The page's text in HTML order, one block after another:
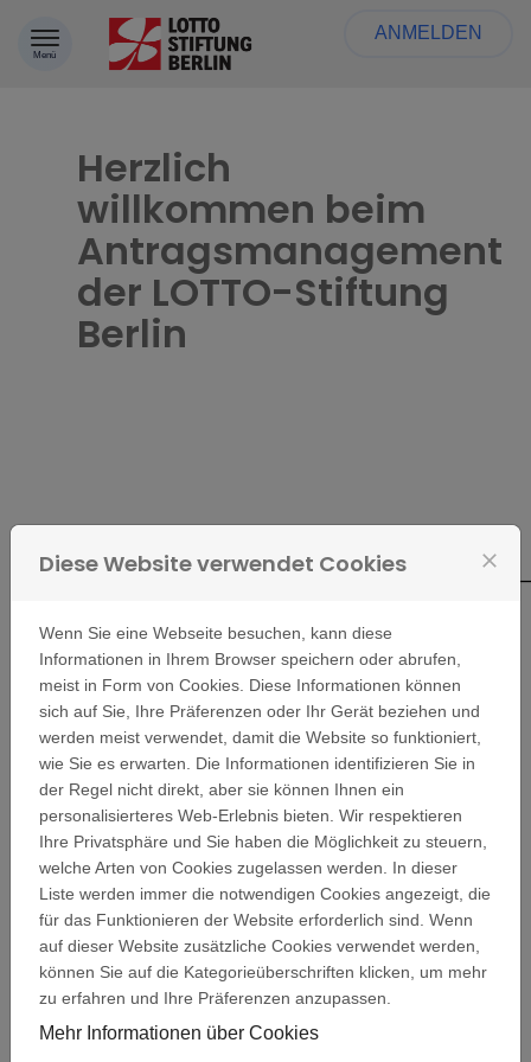
Menü
ANMELDEN
Herzlich
willkommen beim
Antragsmanagement
der LOTTO-Stiftung
Berlin
Die LOTTO-Stiftung Berlin
unterstützt Projekte in Berlin, für
Berliner Einrichtungen oder
Projekte, die im Interesse Berlins
liegen.
Um in den Genuss einer Förderung
durch die Stiftung zu kommen, muss
ein Antrag gestellt werden.
Diese Website verwendet Cookies close
Wenn Sie eine Webseite besuchen, kann diese
Informationen in Ihrem Browser speichern oder abrufen,
meist in Form von Cookies. Diese Informationen können
sich auf Sie, Ihre Präferenzen oder Ihr Gerät beziehen und
werden meist verwendet, damit die Website so funktioniert,
wie Sie es erwarten. Die Informationen identifizieren Sie in
der Regel nicht direkt, aber sie können Ihnen ein
personalisierteres Web-Erlebnis bieten. Wir respektieren
Ihre Privatsphäre und Sie haben die Möglichkeit zu steuern,
welche Arten von Cookies zugelassen werden. In dieser
Liste werden immer die notwendigen Cookies angezeigt, die
für das Funktionieren der Website erforderlich sind. Wenn
auf dieser Website zusätzliche Cookies verwendet werden,
können Sie auf die Kategorieüberschriften klicken, um mehr
zu erfahren und Ihre Präferenzen anzupassen.
Mehr Informationen über Cookies